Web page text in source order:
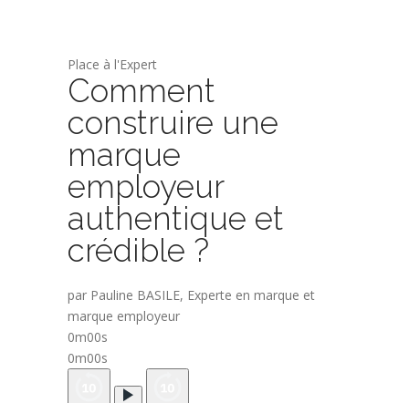
Place à l'Expert
Comment
construire une
marque
employeur
authentique et
crédible ?
par Pauline BASILE, Experte en marque et
marque employeur
0m00s
0m00s